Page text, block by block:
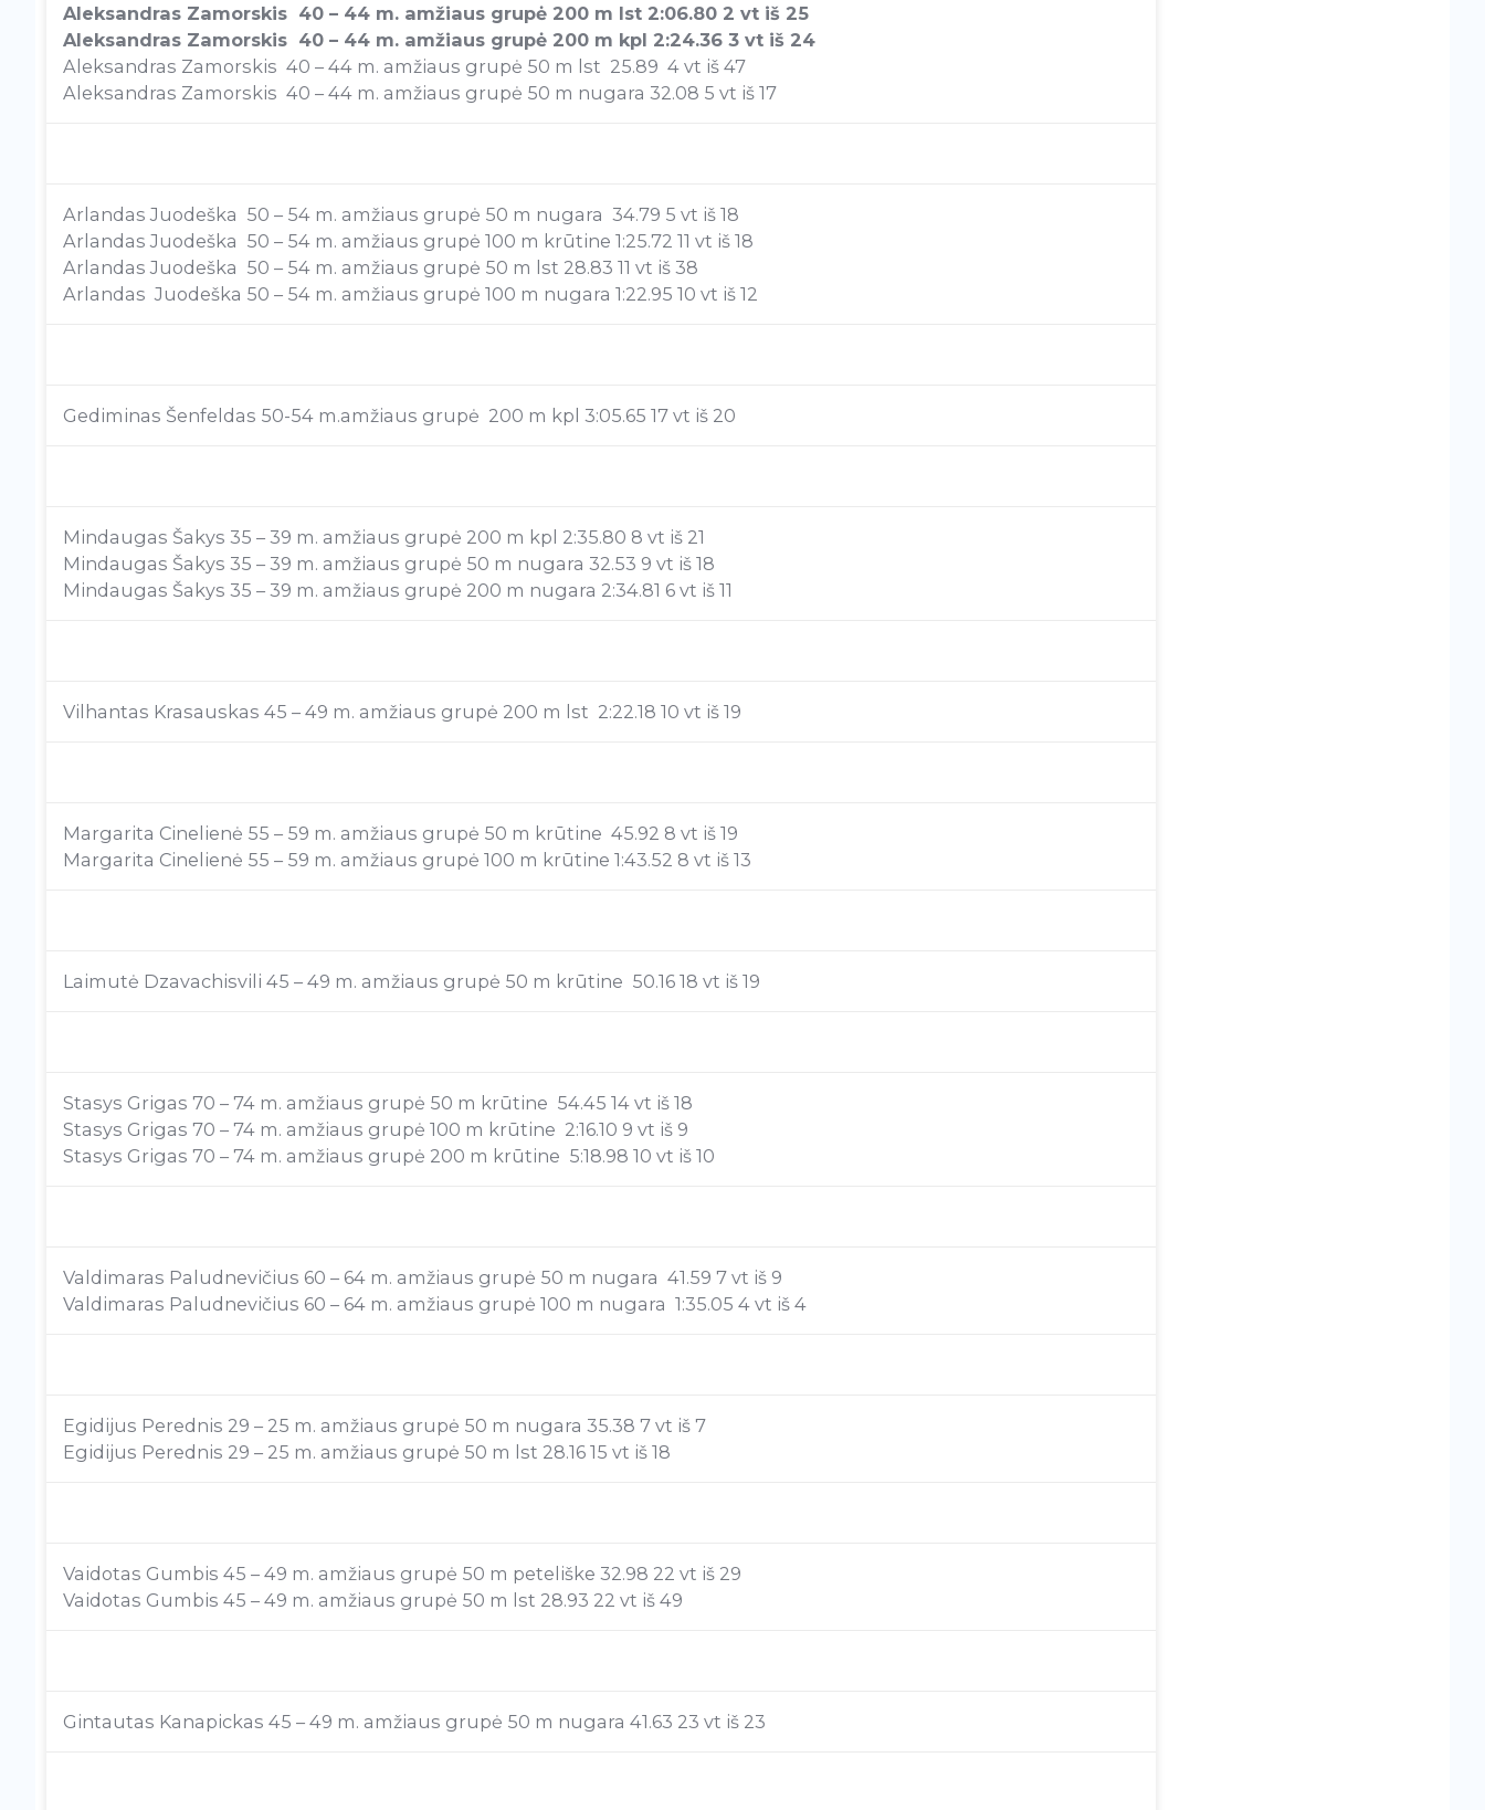
Aleksandras Zamorskis 40 – 44 m. amžiaus grupė 200 m lst 2:06.80 2 vt iš 25
Aleksandras Zamorskis 40 – 44 m. amžiaus grupė 200 m kpl 2:24.36 3 vt iš 24
Aleksandras Zamorskis 40 – 44 m. amžiaus grupė 50 m lst 25.89 4 vt iš 47
Aleksandras Zamorskis 40 – 44 m. amžiaus grupė 50 m nugara 32.08 5 vt iš 17
Arlandas Juodeška 50 – 54 m. amžiaus grupė 50 m nugara 34.79 5 vt iš 18
Arlandas Juodeška 50 – 54 m. amžiaus grupė 100 m krūtine 1:25.72 11 vt iš 18
Arlandas Juodeška 50 – 54 m. amžiaus grupė 50 m lst 28.83 11 vt iš 38
Arlandas Juodeška 50 – 54 m. amžiaus grupė 100 m nugara 1:22.95 10 vt iš 12
Gediminas Šenfeldas 50-54 m.amžiaus grupė 200 m kpl 3:05.65 17 vt iš 20
Mindaugas Šakys 35 – 39 m. amžiaus grupė 200 m kpl 2:35.80 8 vt iš 21
Mindaugas Šakys 35 – 39 m. amžiaus grupė 50 m nugara 32.53 9 vt iš 18
Mindaugas Šakys 35 – 39 m. amžiaus grupė 200 m nugara 2:34.81 6 vt iš 11
Vilhantas Krasauskas 45 – 49 m. amžiaus grupė 200 m lst 2:22.18 10 vt iš 19
Margarita Cinelienė 55 – 59 m. amžiaus grupė 50 m krūtine 45.92 8 vt iš 19
Margarita Cinelienė 55 – 59 m. amžiaus grupė 100 m krūtine 1:43.52 8 vt iš 13
Laimutė Dzavachisvili 45 – 49 m. amžiaus grupė 50 m krūtine 50.16 18 vt iš 19
Stasys Grigas 70 – 74 m. amžiaus grupė 50 m krūtine 54.45 14 vt iš 18
Stasys Grigas 70 – 74 m. amžiaus grupė 100 m krūtine 2:16.10 9 vt iš 9
Stasys Grigas 70 – 74 m. amžiaus grupė 200 m krūtine 5:18.98 10 vt iš 10
Valdimaras Paludnevičius 60 – 64 m. amžiaus grupė 50 m nugara 41.59 7 vt iš 9
Valdimaras Paludnevičius 60 – 64 m. amžiaus grupė 100 m nugara 1:35.05 4 vt iš 4
Egidijus Perednis 29 – 25 m. amžiaus grupė 50 m nugara 35.38 7 vt iš 7
Egidijus Perednis 29 – 25 m. amžiaus grupė 50 m lst 28.16 15 vt iš 18
Vaidotas Gumbis 45 – 49 m. amžiaus grupė 50 m peteliške 32.98 22 vt iš 29
Vaidotas Gumbis 45 – 49 m. amžiaus grupė 50 m lst 28.93 22 vt iš 49
Gintautas Kanapickas 45 – 49 m. amžiaus grupė 50 m nugara 41.63 23 vt iš 23